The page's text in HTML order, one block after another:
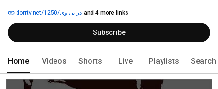
dorrtv.net/در-تی-وی/1250 and 4 more links
Subscribe
Home Videos Shorts Live Playlists Search